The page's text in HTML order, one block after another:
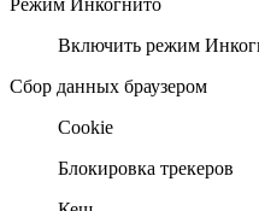
Включить режим
Сбор данных браузером
Cookie
Блокировка трекеров